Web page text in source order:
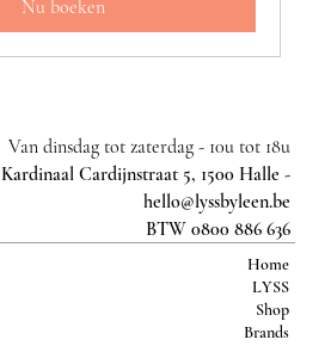
Nu boeken
Home
LYSS
Shop
Brands
Van dinsdag tot zaterdag - 10u tot 18u
Kardinaal Cardijnstraat 5, 1500 Halle -
hello@lyssbyleen.be
BTW 0800 886 636